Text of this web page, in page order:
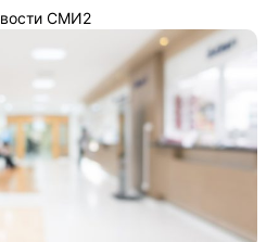
СМИ2